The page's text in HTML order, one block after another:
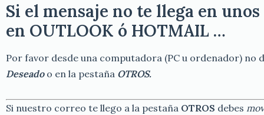
Si el mensaje no te llega en
en OUTLOOK ó HOTMAIL …
Por favor desde una computadora (PC u ordenador)
Deseadoo en la pestaña OTROS.
Si nuestro correo te llego a la pestaña OTROS debes